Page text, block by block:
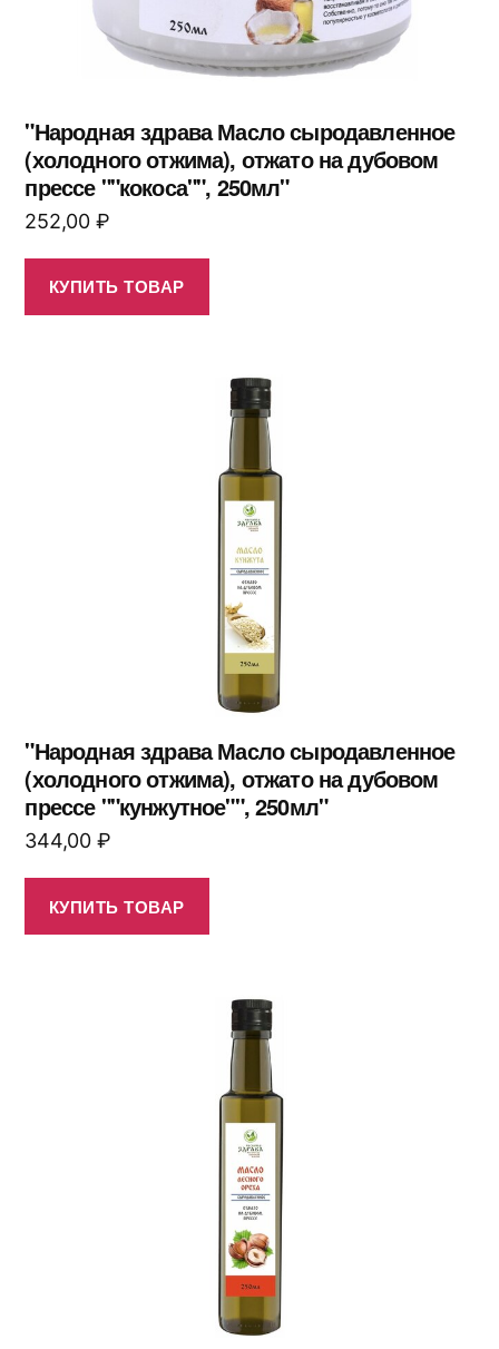
"Народная здрава Масло сыродавленное
(холодного отжима), отжато на дубовом
прессе ""кокоса"", 250мл"
252,00 ₽
КУПИТЬ ТОВАР
"Народная здрава Масло сыродавленное
(холодного отжима), отжато на дубовом
прессе ""кунжутное"", 250мл"
344,00 ₽
КУПИТЬ ТОВАР